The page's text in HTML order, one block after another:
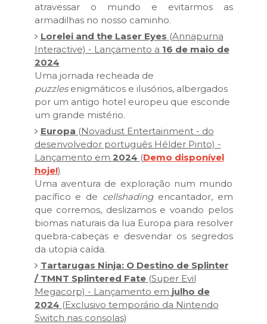
atravessar o mundo e evitarmos as
armadilhas no nosso caminho.
Lorelei and the Laser Eyes (Annapurna
Interactive) - Lançamento a 16 de maio de
2024
Uma jornada recheada de
puzzlesenigmáticos e ilusórios, albergados
por um antigo hotel europeu que esconde
um grande mistério.
Europa (Novadust Entertainment - do
desenvolvedor português Hélder Pinto) -
Lançamento em 2024 (Demo disponível
hoje!)
Uma aventura de exploração num mundo
pacífico e de cellshading encantador, em
que corremos, deslizamos e voando pelos
biomas naturais da lua Europa para resolver
quebra-cabeças e desvendar os segredos
da utopia caída.
Tartarugas Ninja: O Destino de Splinter
/ TMNT Splintered Fate(Super Evil
Megacorp) - Lançamento em julho de
2024 (Exclusivo temporário da Nintendo
Switch nas consolas)